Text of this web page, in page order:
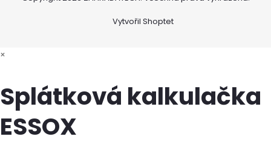
Vytvořil Shoptet
×
Splátková kalkulačka
ESSOX